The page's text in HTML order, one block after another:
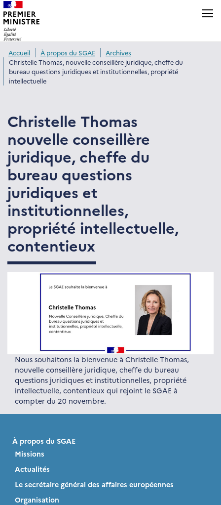
Panneau de gestion des cookies
Accueil À propos du SGAE
Archives
Christelle Thomas, nouvelle conseillère juridique, cheffe du
bureau questions juridiques et institutionnelles, propriété
intellectuelle
Christelle Thomas
nouvelle conseillère
juridique, cheffe du
bureau questions
juridiques et
institutionnelles,
propriété intellectuelle,
contentieux
Nous souhaitons la bienvenue à Christelle Thomas,
nouvelle conseillère juridique, cheffe du bureau
questions juridiques et institutionnelles, propriété
intellectuelle, contentieux qui rejoint le SGAE à
compter du 20 novembre.
À propos du SGAE
Missions
Actualités
Le secrétaire général des affaires européennes
Organisation